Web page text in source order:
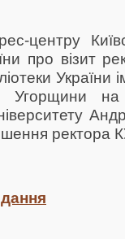
центру
про візит
України
Угорщини
ректора